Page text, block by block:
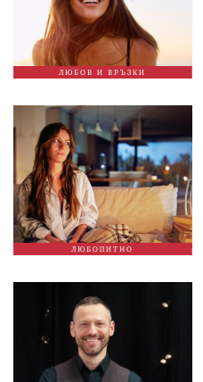
ЛЮБОВ И ВРЪЗКИ
ЛЮБОПИТНО